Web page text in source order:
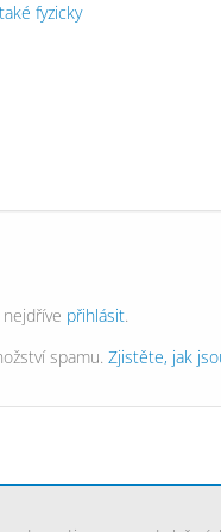
fyzicky
přihlásit
spamu. Zjistěte, jak